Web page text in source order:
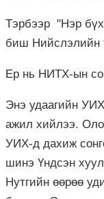
Тэрбээр "Нэр
биш Нийслэлийн
Ер нь НИТХ-ын
Энэ удаагийн
ажил хийлээ.
УИХ-д дахиж
шинэ Үндсэн
Нутгийн өөрөө